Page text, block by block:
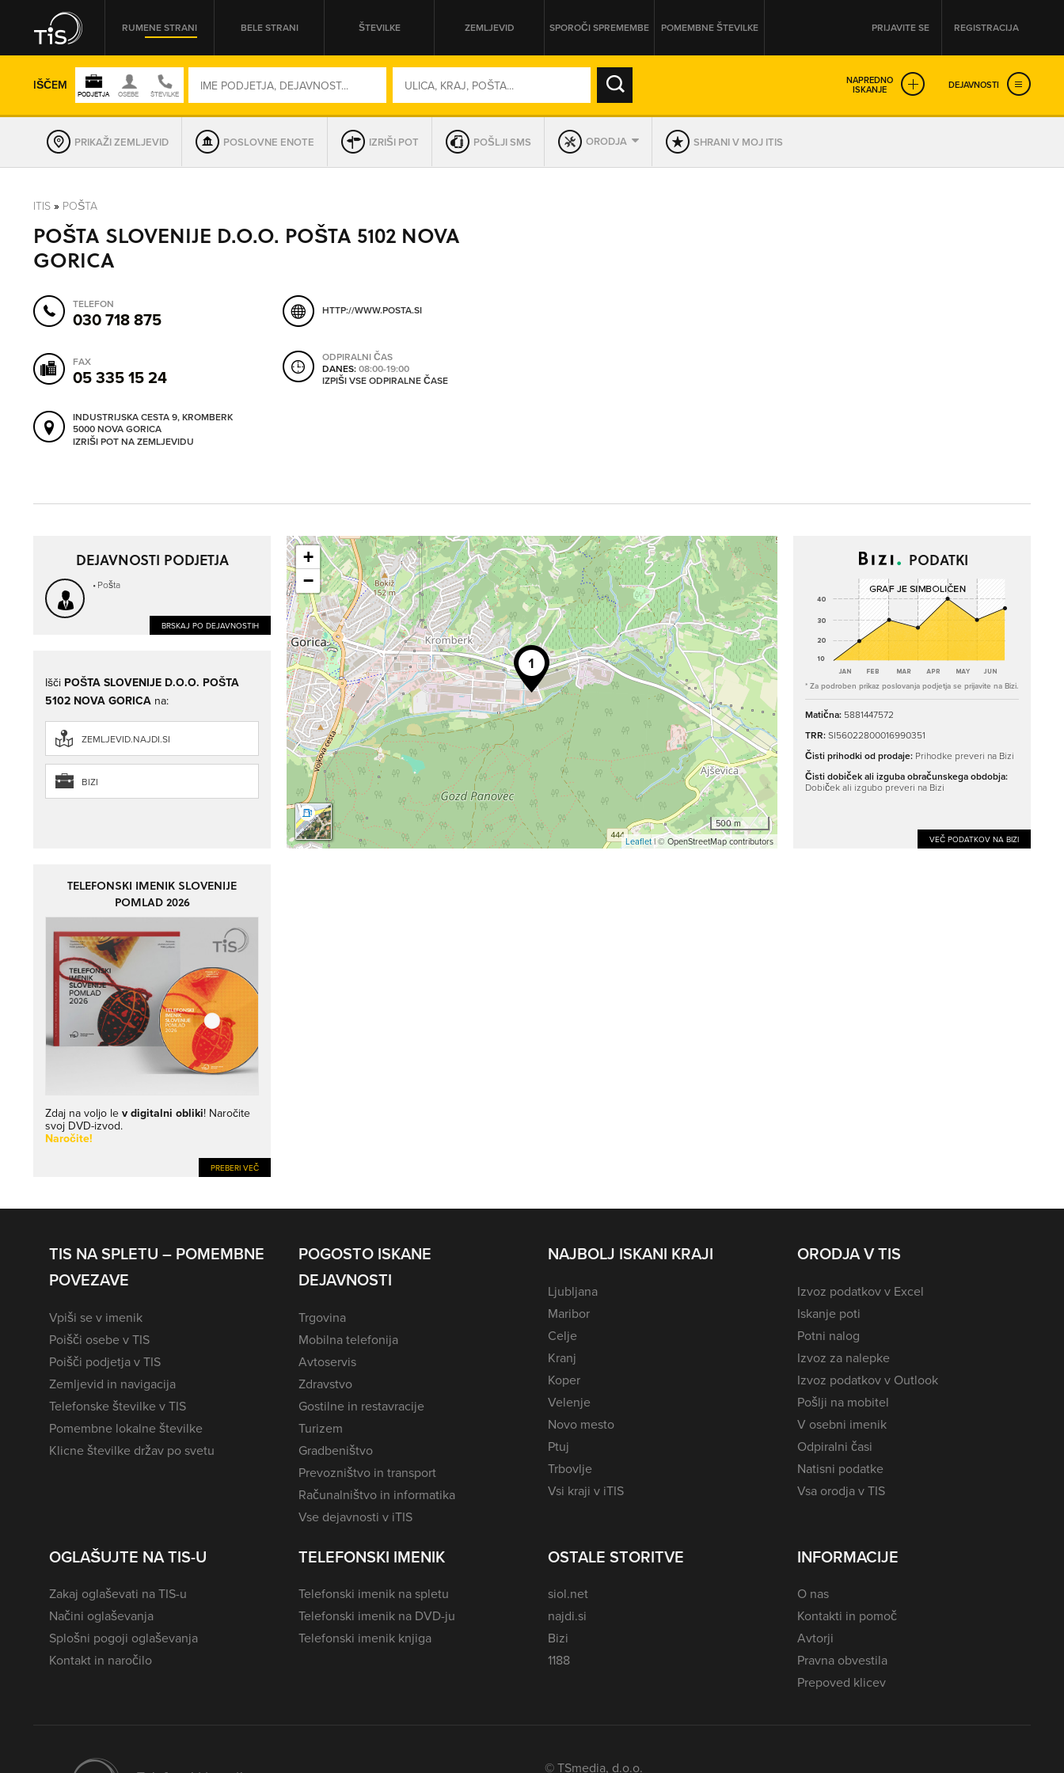
RUMENE STRANI BELE STRANI ŠTEVILKE ZEMLJEVID SPOROČI SPREMEMBE POMEMBNE ŠTEVILKE PRIJAVITE SE REGISTRACIJA
IŠČEM NAPREDNO
ISKANJE DEJAVNOSTI
OMREŽNA ŠT.
SO ODPRTA V
DAN
PRIKAŽI ZEMLJEVID POSLOVNE ENOTE IZRIŠI POT POŠLJI SMS ORODJA SHRANI V MOJ ITIS
ITIS » POŠTA
POŠTA SLOVENIJE D.O.O. POŠTA 5102 NOVA
GORICA
TELEFON
030 718 875
FAX
05 335 15 24
INDUSTRIJSKA CESTA 9, KROMBERK
5000 NOVA GORICA
IZRIŠI POT NA ZEMLJEVIDU
HTTP://WWW.POSTA.SI
ODPIRALNI ČAS
DANES:08:00-19:00
IZPIŠI VSE ODPIRALNE ČASE
DEJAVNOSTI PODJETJA
Pošta
BRSKAJ PO DEJAVNOSTIH
+
−
500 m
Leaflet| © OpenStreetMap contributors
PODATKI
* Za podroben prikaz poslovanja podjetja se prijavite na Bizi.
Matična: 5881447572
TRR:SI56022800016990351
Čisti prihodki od prodaje: Prihodke preveri na Bizi
Čisti dobiček ali izguba obračunskega obdobja:
Dobiček ali izgubo preveri na Bizi
VEČ PODATKOV NA BIZI
Išči POŠTA SLOVENIJE D.O.O. POŠTA
5102 NOVA GORICA na:
ZEMLJEVID.NAJDI.SI
BIZI
TELEFONSKI IMENIK SLOVENIJE
POMLAD 2026
Zdaj na voljo le v digitalni obliki! Naročite
svoj DVD-izvod.
Naročite!
PREBERI VEČ
TIS NA SPLETU – POMEMBNE
POVEZAVE
Vpiši se v imenik
Poišči osebe v TIS
Poišči podjetja v TIS
Zemljevid in navigacija
Telefonske številke v TIS
Pomembne lokalne številke
Klicne številke držav po svetu
POGOSTO ISKANE
DEJAVNOSTI
Trgovina
Mobilna telefonija
Avtoservis
Zdravstvo
Gostilne in restavracije
Turizem
Gradbeništvo
Prevozništvo in transport
Računalništvo in informatika
Vse dejavnosti v iTIS
NAJBOLJ ISKANI KRAJI
Ljubljana
Maribor
Celje
Kranj
Koper
Velenje
Novo mesto
Ptuj
Trbovlje
Vsi kraji v iTIS
ORODJA V TIS
Izvoz podatkov v Excel
Iskanje poti
Potni nalog
Izvoz za nalepke
Izvoz podatkov v Outlook
Pošlji na mobitel
V osebni imenik
Odpiralni časi
Natisni podatke
Vsa orodja v TIS
OGLAŠUJTE NA TIS-U
Zakaj oglaševati na TIS-u
Načini oglaševanja
Splošni pogoji oglaševanja
Kontakt in naročilo
TELEFONSKI IMENIK
Telefonski imenik na spletu
Telefonski imenik na DVD-ju
Telefonski imenik knjiga
OSTALE STORITVE
siol.net
najdi.si
Bizi
1188
INFORMACIJE
O nas
Kontakti in pomoč
Avtorji
Pravna obvestila
Prepoved klicev
© TSmedia, d.o.o.